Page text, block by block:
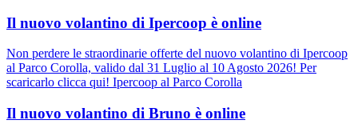
Il nuovo volantino di Ipercoop è online
Non perdere le straordinarie offerte del nuovo volantino di Ipercoop
al Parco Corolla, valido dal 31 Luglio al 10 Agosto 2026! Per
scaricarlo clicca qui! Ipercoop al Parco Corolla
Il nuovo volantino di Bruno è online